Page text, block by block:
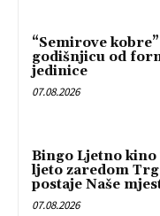
“Semirove
godišnjicu od
jedinice
07.08.2026
Bingo Ljetno kino
ljeto zaredom
postaje Naše
07.08.2026